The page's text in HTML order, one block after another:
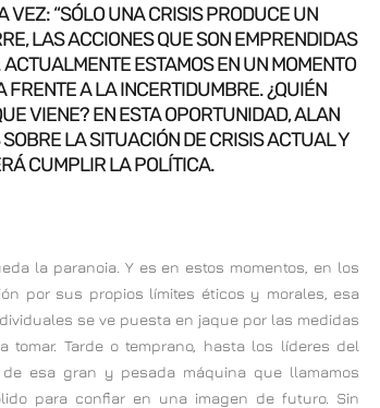
VEZ:“SÓLO UNA CRISIS PRODUCE UN
LAS ACCIONES QUE SON EMPRENDIDAS
ESTAMOS EN UN MOMENTO
FRENTE A LA INCERTIDUMBRE. ¿QUIÉN
VIENE? EN ESTA OPORTUNIDAD, ALAN
LA SITUACIÓN DE CRISIS ACTUAL Y
CUMPLIR LA POLÍTICA.
la paranoia. Y es en estos momentos, en los
por sus propios límites éticos y morales, esa
se ve puesta en jaque por las medidas
Tarde o temprano, hasta los líderes del
esa gran y pesada máquina que llamamos
para confiar en una imagen de futuro. Sin